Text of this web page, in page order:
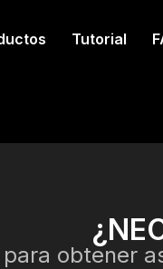
Tutorial
obtener